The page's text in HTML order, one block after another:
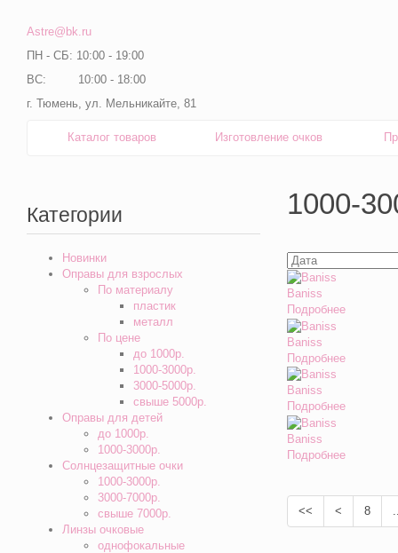
Astre@bk.ru
ПН - СБ: 10:00 - 19:00
ВС: 10:00 - 18:00
г. Тюмень, ул. Мельникайте, 81
Каталог товаров Изготовление очков
1000-
Baniss
Подробнее
Baniss
Подробнее
Baniss
Подробнее
Baniss
Подробнее
<< < 8
Категории
Новинки
Оправы для взрослых
По материалу
пластик
металл
По цене
до 1000р.
1000-3000р.
3000-5000р.
свыше 5000р.
Оправы для детей
до 1000р.
1000-3000р.
Солнцезащитные очки
1000-3000р.
3000-7000р.
свыше 7000р.
Линзы очковые
однофокальные